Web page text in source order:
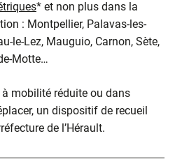
* et non plus dans la
: Montpellier, Palavas-les-
le-Lez, Mauguio, Carnon, Sète,
Motte…
mobilité réduite ou dans
un dispositif de recueil
de l’Hérault.